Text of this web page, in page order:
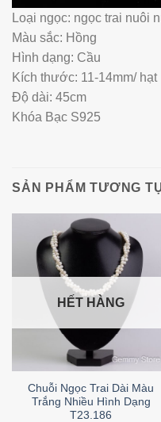
Loại ngọc: ngọc trai nuôi
Màu sắc: Hồng
Hình dạng: Cầu
Kích thước: 11-14mm/ hạt
Độ dài: 45cm
Khóa Bạc S925
SẢN PHẨM TƯƠNG
HẾT HÀNG
Chuỗi Ngọc Trai Dài Màu
Trắng Nhiều Hình Dạng
T23.186